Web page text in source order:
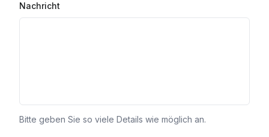
Nachricht
Bitte geben Sie so viele Details wie möglich an.